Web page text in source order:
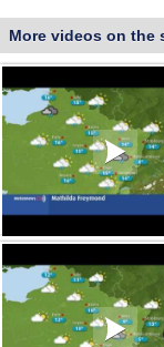
More videos on the